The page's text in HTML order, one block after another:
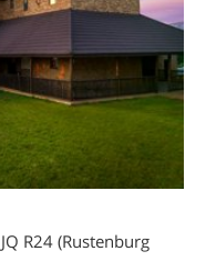
R24 (Rustenburg